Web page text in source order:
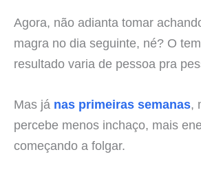
Agora, não adianta tomar
magra no dia seguinte, né? O
resultado varia de pessoa pra
Mas já nas primeiras semanas,
percebe menos inchaço, mais
começando a folgar.